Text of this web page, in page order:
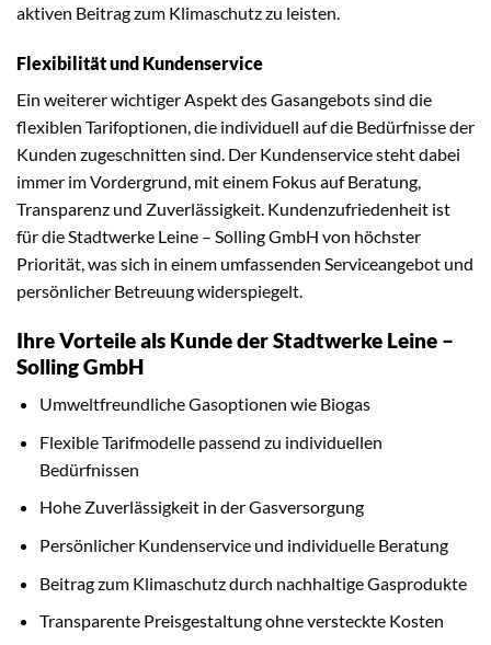
aktiven Beitrag zum Klimaschutz zu leisten.
Flexibilität und Kundenservice
Ein weiterer wichtiger Aspekt des Gasangebots sind die
flexiblen Tarifoptionen, die individuell auf die Bedürfnisse der
Kunden zugeschnitten sind. Der Kundenservice steht dabei
immer im Vordergrund, mit einem Fokus auf Beratung,
Transparenz und Zuverlässigkeit. Kundenzufriedenheit ist
für die Stadtwerke Leine – Solling GmbH von höchster
Priorität, was sich in einem umfassenden Serviceangebot und
persönlicher Betreuung widerspiegelt.
Ihre Vorteile als Kunde der Stadtwerke Leine –
Solling GmbH
Umweltfreundliche Gasoptionen wie Biogas
Flexible Tarifmodelle passend zu individuellen
Bedürfnissen
Hohe Zuverlässigkeit in der Gasversorgung
Persönlicher Kundenservice und individuelle Beratung
Beitrag zum Klimaschutz durch nachhaltige Gasprodukte
Transparente Preisgestaltung ohne versteckte Kosten